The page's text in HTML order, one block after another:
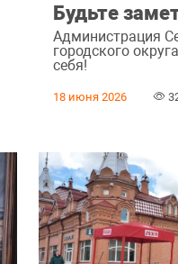
Будьте
Администрация
городского
себя!
18 июня 2026